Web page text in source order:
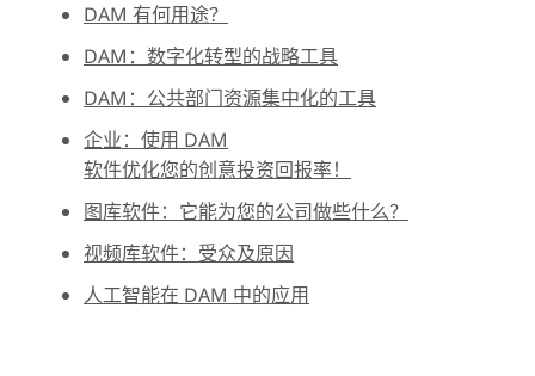
DAM 有何用途？
DAM：数字化转型的战略工具
DAM：公共部门资源集中化的工具
企业：使用 DAM
软件优化您的创意投资回报率！
图库软件：它能为您的公司做些什么？
视频库软件：受众及原因
人工智能在 DAM 中的应用